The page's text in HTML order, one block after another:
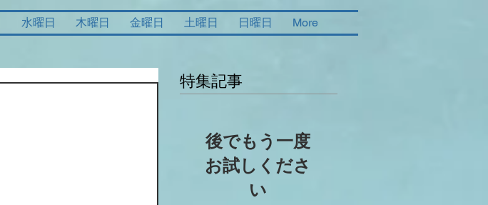
水曜日 木曜日 金曜日 土曜日 日曜日 More
特集記事
後でもう一度
お試しくださ
い